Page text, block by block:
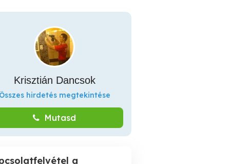
Krisztián Dancsok
Összes hirdetés megtekintése
Mutasd
a